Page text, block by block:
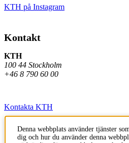
KTH på Instagram
Kontakt
KTH
100 44 Stockholm
+46 8 790 60 00
Kontakta KTH
Jobba på KTH
Denna webbplats använder tjänster
dig och hur du använder denna